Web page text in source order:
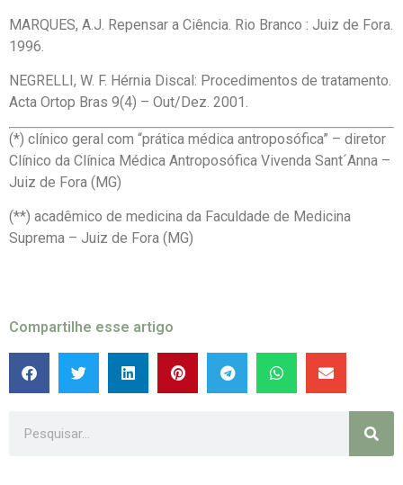
MARQUES, A.J. Repensar a Ciência. Rio Branco : Juiz de Fora.
1996.
NEGRELLI, W. F. Hérnia Discal: Procedimentos de tratamento.
Acta Ortop Bras 9(4) – Out/Dez. 2001.
(*) clínico geral com “prática médica antroposófica” – diretor
Clínico da Clínica Médica Antroposófica Vivenda Sant´Anna –
Juiz de Fora (MG)
(**) acadêmico de medicina da Faculdade de Medicina
Suprema – Juiz de Fora (MG)
Compartilhe esse artigo